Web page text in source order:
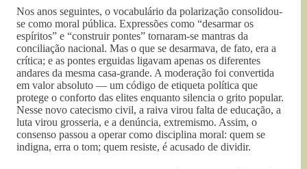
Nos anos seguintes, o vocabulário da polarização consolidou-
se como moral pública. Expressões como “desarmar os
espíritos” e “construir pontes” tornaram-se mantras da
conciliação nacional. Mas o que se desarmava, de fato, era a
crítica; e as pontes erguidas ligavam apenas os diferentes
andares da mesma casa-grande. A moderação foi convertida
em valor absoluto — um código de etiqueta política que
protege o conforto das elites enquanto silencia o grito popular.
Nesse novo catecismo civil, a raiva virou falta de educação, a
luta virou grosseria, e a denúncia, extremismo. Assim, o
consenso passou a operar como disciplina moral: quem se
indigna, erra o tom; quem resiste, é acusado de dividir.